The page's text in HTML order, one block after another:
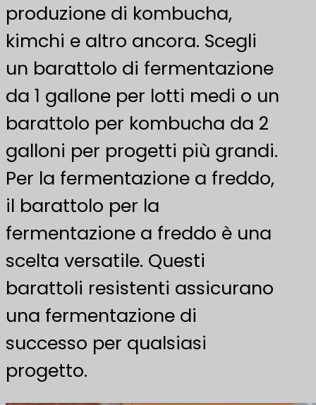
produzione di kombucha,
kimchi e altro ancora. Scegli
un barattolo di fermentazione
da 1 gallone per lotti medi o un
barattolo per kombucha da 2
galloni per progetti più grandi.
Per la fermentazione a freddo,
il barattolo per la
fermentazione a freddo è una
scelta versatile. Questi
barattoli resistenti assicurano
una fermentazione di
successo per qualsiasi
progetto.